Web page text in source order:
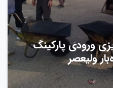
ورودی پارکینگ
ولیعصر